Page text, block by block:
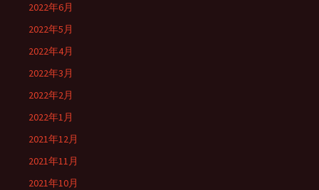
2022年6月
2022年5月
2022年4月
2022年3月
2022年2月
2022年1月
2021年12月
2021年11月
2021年10月